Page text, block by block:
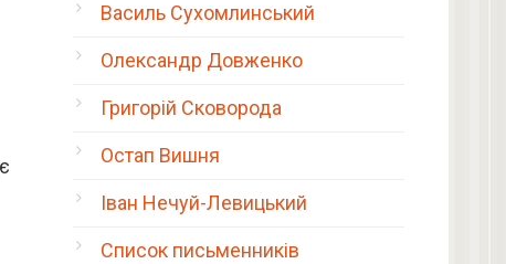
Василь Сухомлинський
Олександр Довженко
Григорій Сковорода
Остап Вишня
Іван Нечуй-Левицький
Список письменників